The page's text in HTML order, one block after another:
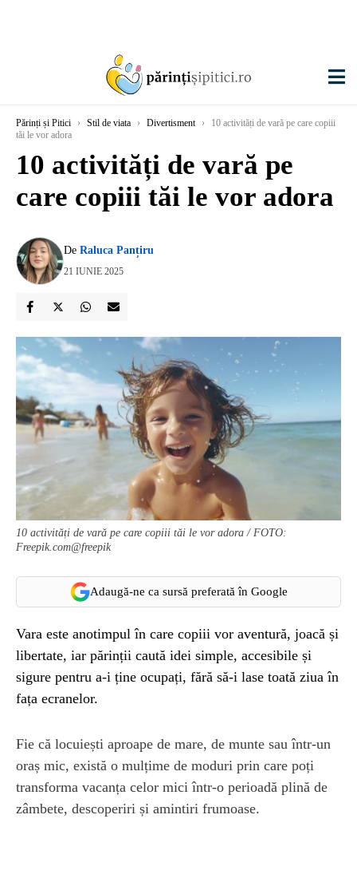
Părinți și Pitici › Stil de viata › Divertisment ›
10 activități de vară pe care copiii
tăi le vor adora
10 activități de vară pe
care copiii tăi le vor adora
De Raluca Panțiru
21 IUNIE 2025
10 activități de vară pe care copiii tăi le vor adora / FOTO:
Freepik.com@freepik
Adaugă-ne ca sursă preferată în Google
Vara este anotimpul în care copiii vor aventură, joacă și
libertate, iar părinții caută idei simple, accesibile și
sigure pentru a-i ține ocupați, fără să-i lase toată ziua în
fața ecranelor.
Fie că locuiești aproape de mare, de munte sau într-un
oraș mic, există o mulțime de moduri prin care poți
transforma vacanța celor mici într-o perioadă plină de
zâmbete, descoperiri și amintiri frumoase.